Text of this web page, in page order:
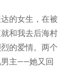
的女生，在被
和我去后海村
的爱情。两个
男主——她又回